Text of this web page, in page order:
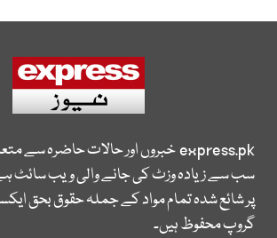
express.pkخبروں اور حالات حاضرہ سے
سب سے زیادہ وزٹ کی جانے والی ویب سائٹ
پر شائع شدہ تمام مواد کے جملہ حقوق بحق
گروپ محفوظ ہیں۔